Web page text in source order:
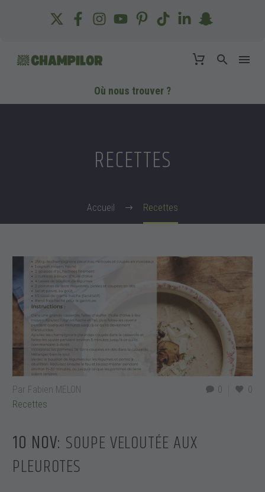
Où nous trouver ?
RECETTES
Accueil Recettes
0 0
Par Fabien MELON
Recettes
10 NOV: SOUPE VELOUTÉE AUX
PLEUROTES